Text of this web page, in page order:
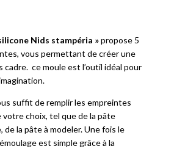
Nids stampéria »propose 5
vous permettant de créer une
ce moule est l’outil idéal pour
suffit de remplir les empreintes
votre choix, tel que de la pâte
de la pâte à modeler. Une fois le
est simple grâce à la